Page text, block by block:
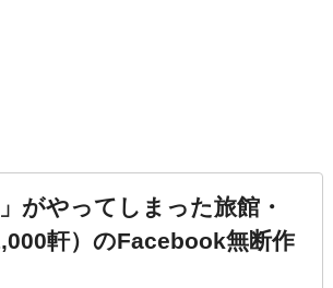
がやってしまった旅館・
軒）のFacebook無断作